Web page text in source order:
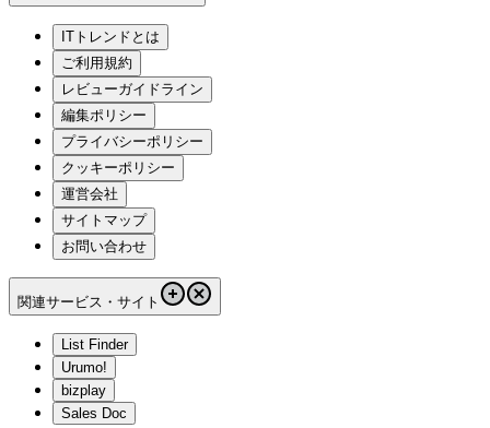
ITトレンドとは
ご利用規約
レビューガイドライン
編集ポリシー
プライバシーポリシー
クッキーポリシー
運営会社
サイトマップ
お問い合わせ
関連サービス・サイト
List Finder
Urumo!
bizplay
Sales Doc